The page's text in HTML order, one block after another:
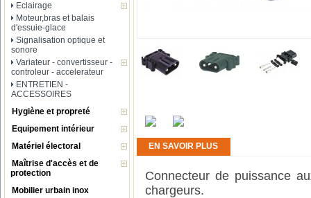
Eclairage
Moteur,bras et balais
d'essuie-glace
Signalisation optique et
sonore
Variateur - convertisseur -
controleur - accelerateur
ENTRETIEN -
ACCESSOIRES
Hygiène et propreté
Equipement intérieur
Matériel électoral
Maîtrise d'accès et de
protection
Mobilier urbain inox
EN SAVOIR PLUS
Connecteur de puissance
chargeurs.